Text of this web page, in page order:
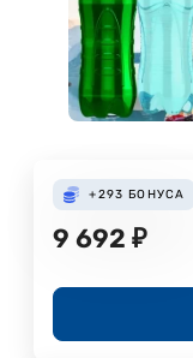
+293 БОНУСА
9 692 ₽